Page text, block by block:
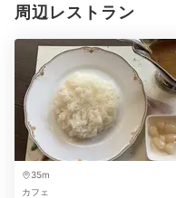
広々した大浴場で温泉を満
約30秒と近かったので気軽
ムランバーなどアイスのサ
す。
※設備・アメニティは、確認が
周辺レストラン
35m
カフェ